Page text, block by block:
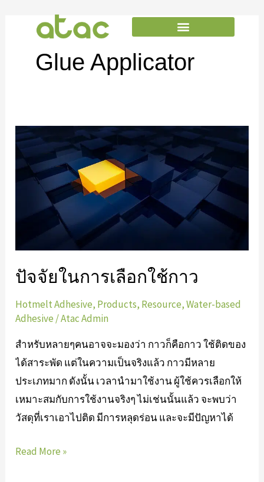
Glue Applicator
ปัจจัยในการเลือกใช้กาว
Hotmelt Adhesive, Products, Resource,Water-based
Adhesive /Atac Admin
สำหรับหลายๆคนอาจจะมองว่า กาวก็คือกาว ใช้ติดของ
ได้สาระพัด แต่ในความเป็นจริงแล้ว กาวมีหลาย
ประเภทมาก ดังนั้น เวลานำมาใช้งาน ผู้ใช้ควรเลือกให้
เหมาะสมกับการใช้งานจริงๆ ไม่เช่นนั้นแล้ว จะพบว่า
วัสดุที่เราเอาไปติด มีการหลุดร่อน และจะมีปัญหาได้
ปัจจัย
ใน
การ
Read More »